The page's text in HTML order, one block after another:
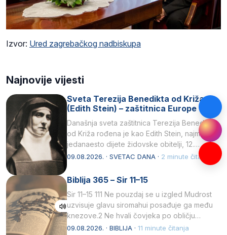
Izvor: Ured zagrebačkog nadbiskupa
Najnovije vijesti
Sveta Terezija Benedikta od Križa
(Edith Stein) – zaštitnica Europe
Današnja sveta zaštitnica Terezija Benedikta
od Križa rođena je kao Edith Stein, najmlađe,
jedanaesto dijete židovske obitelji, 12.
listopada 1891, u Wrocławu…
09.08.2026. · SVETAC DANA · 2 minute čitanja
Biblija 365 – Sir 11–15
Sir 11–15 111 Ne pouzdaj se u izgled Mudrost
uzvisuje glavu siromahui posađuje ga među
knezove.2 Ne hvali čovjeka po obličju
njegovui…
09.08.2026. · BIBLIJA · 11 minute čitanja